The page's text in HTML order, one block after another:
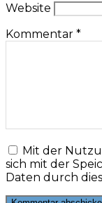
Website
Kommentar *
Mit der
sich mit der
Daten durch